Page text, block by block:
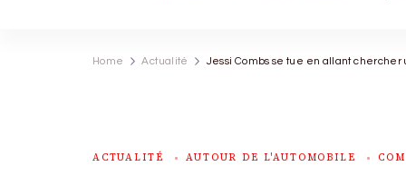
Home Actualité Jessi Combs se tue en allant chercher
ACTUALITÉ AUTOUR DE L'AUTOMOBILE